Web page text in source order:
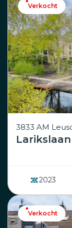
3833 AM
Larikslaan
2023
Verkocht
Verkocht